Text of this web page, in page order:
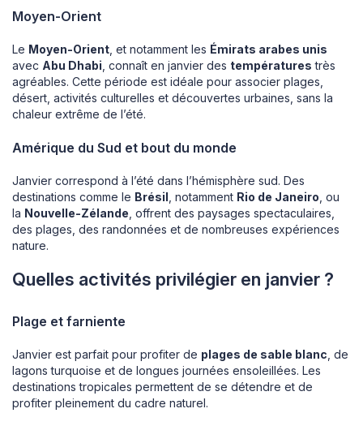
Moyen-Orient
Le Moyen-Orient , et notamment les Émirats arabes unis
avec Abu Dhabi , connaît en janvier des températures très
agréables. Cette période est idéale pour associer plages,
désert, activités culturelles et découvertes urbaines, sans la
chaleur extrême de l’été.
Amérique du Sud et bout du monde
Janvier correspond à l’été dans l’hémisphère sud. Des
destinations comme le Brésil , notamment Rio de Janeiro , ou
la Nouvelle-Zélande , offrent des paysages spectaculaires,
des plages, des randonnées et de nombreuses expériences
nature.
Quelles activités privilégier en janvier ?
Plage et farniente
Janvier est parfait pour profiter de plages de sable blanc , de
lagons turquoise et de longues journées ensoleillées. Les
destinations tropicales permettent de se détendre et de
profiter pleinement du cadre naturel.